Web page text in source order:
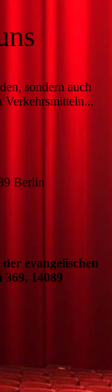
sondern auch
Verkehrsmitteln...
Berlin
evangelischen
14089